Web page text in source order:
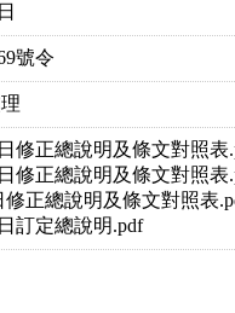
號令
修正總說明及條文對照表
修正總說明及條文對照表
修正總說明及條文對照表
訂定總說明.pdf